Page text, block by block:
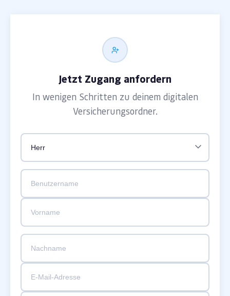
Jetzt Zugang anfordern
In wenigen Schritten zu deinem digitalen
Versicherungsordner.